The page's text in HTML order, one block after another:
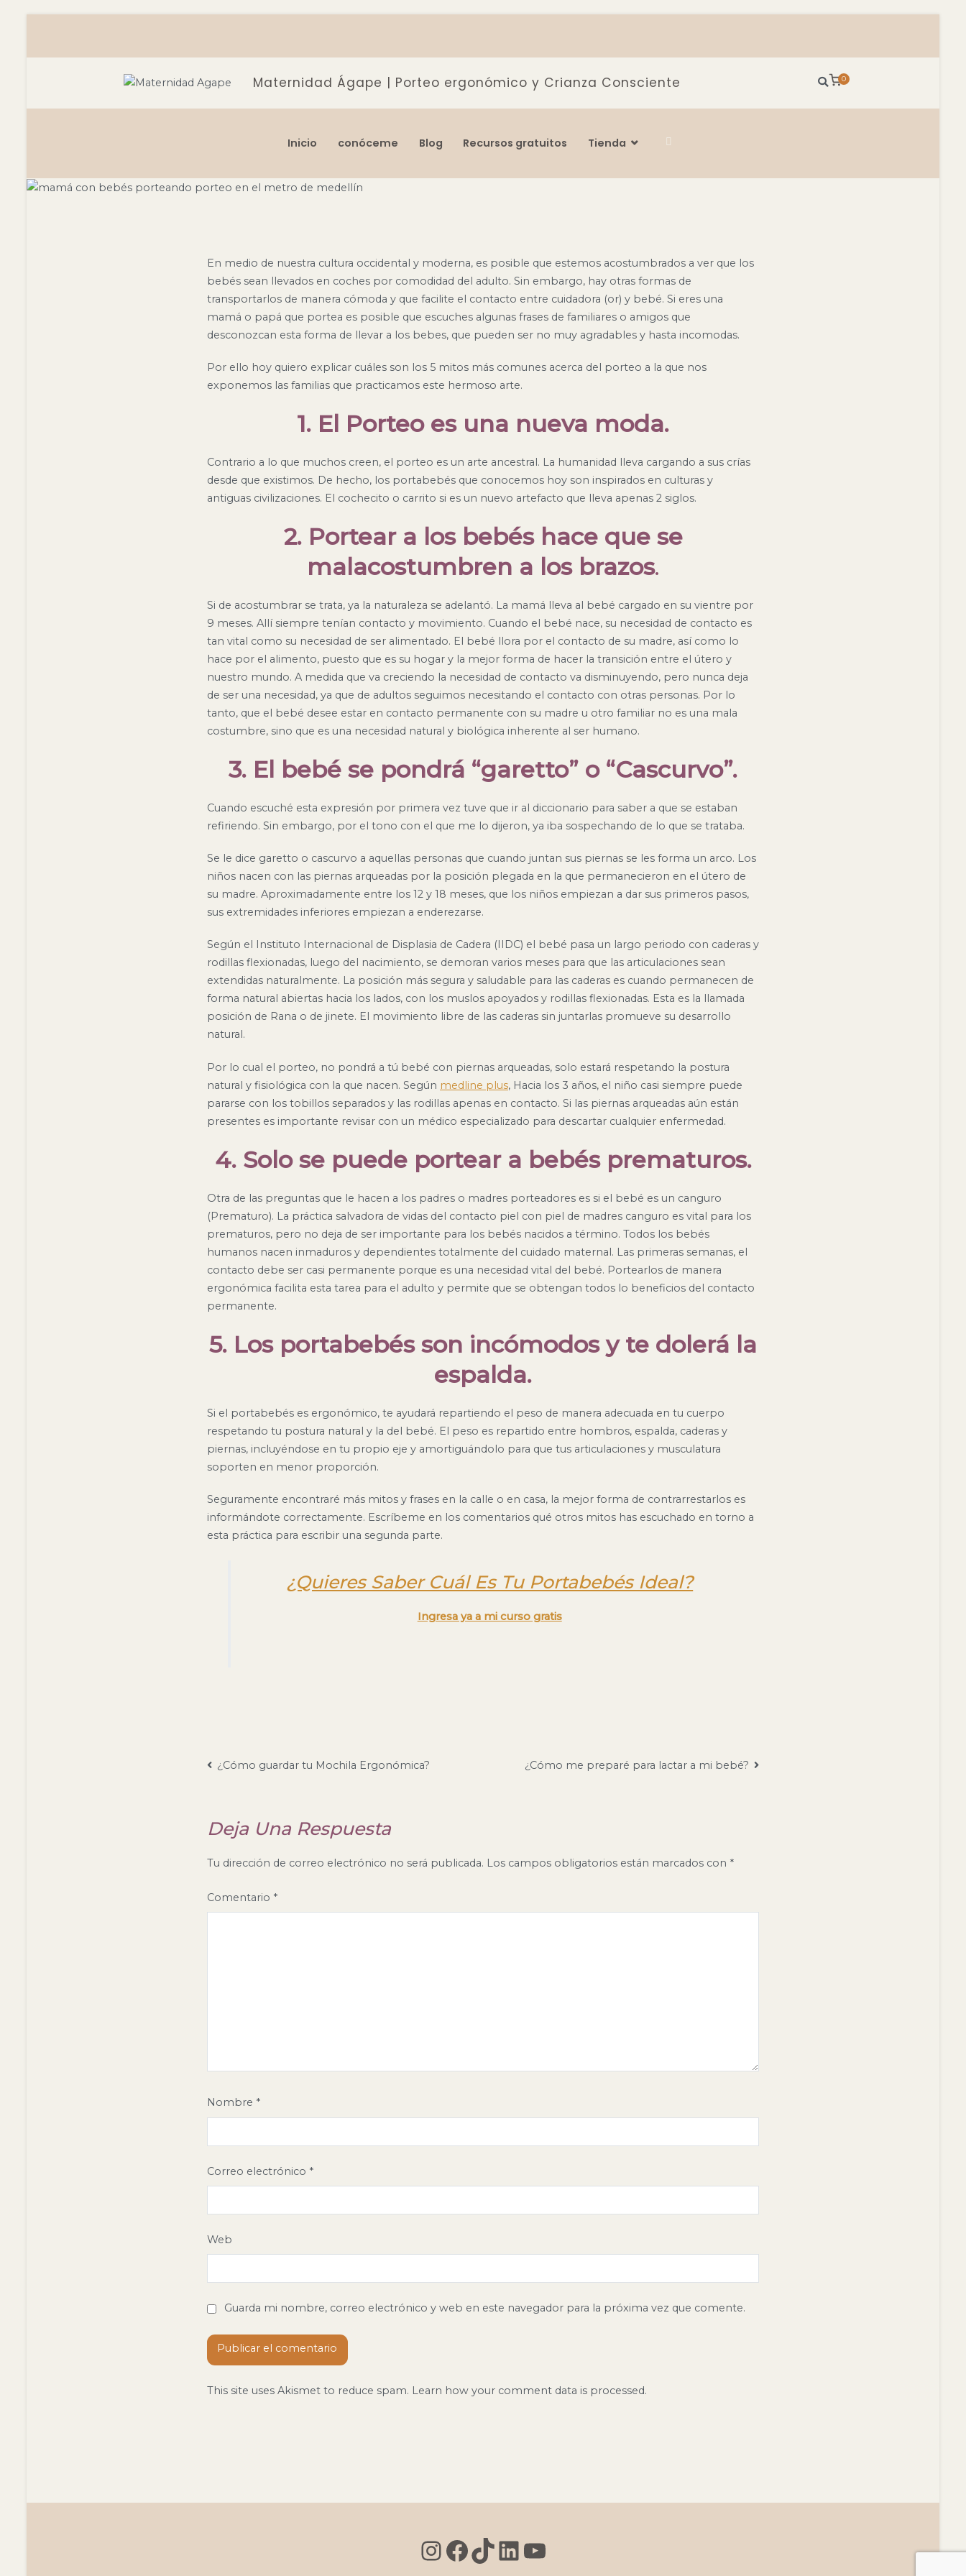
contenido
Maternidad Ágape | Porteo ergonómico y Crianza Consciente
Porteo ergonómico y Crianza Consciente
0
Inicio conóceme Blog Recursos gratuitos Tienda
En medio de nuestra cultura occidental y moderna, es posible que estemos acostumbrados a ver que los
bebés sean llevados en coches por comodidad del adulto. Sin embargo, hay otras formas de
transportarlos de manera cómoda y que facilite el contacto entre cuidadora (or) y bebé. Si eres una
mamá o papá que portea es posible que escuches algunas frases de familiares o amigos que
desconozcan esta forma de llevar a los bebes, que pueden ser no muy agradables y hasta incomodas.
Por ello hoy quiero explicar cuáles son los 5 mitos más comunes acerca del porteo a la que nos
exponemos las familias que practicamos este hermoso arte.
1. El Porteo es una nueva moda.
Contrario a lo que muchos creen, el porteo es un arte ancestral. La humanidad lleva cargando a sus crías
desde que existimos. De hecho, los portabebés que conocemos hoy son inspirados en culturas y
antiguas civilizaciones. El cochecito o carrito si es un nuevo artefacto que lleva apenas 2 siglos.
2. Portear a los bebés hace que se
malacostumbren a los brazos.
Si de acostumbrar se trata, ya la naturaleza se adelantó. La mamá lleva al bebé cargado en su vientre por
9 meses. Allí siempre tenían contacto y movimiento. Cuando el bebé nace, su necesidad de contacto es
tan vital como su necesidad de ser alimentado. El bebé llora por el contacto de su madre, así como lo
hace por el alimento, puesto que es su hogar y la mejor forma de hacer la transición entre el útero y
nuestro mundo. A medida que va creciendo la necesidad de contacto va disminuyendo, pero nunca deja
de ser una necesidad, ya que de adultos seguimos necesitando el contacto con otras personas. Por lo
tanto, que el bebé desee estar en contacto permanente con su madre u otro familiar no es una mala
costumbre, sino que es una necesidad natural y biológica inherente al ser humano.
3. El bebé se pondrá “garetto” o “Cascurvo”.
Cuando escuché esta expresión por primera vez tuve que ir al diccionario para saber a que se estaban
refiriendo. Sin embargo, por el tono con el que me lo dijeron, ya iba sospechando de lo que se trataba.
Se le dice garetto o cascurvo a aquellas personas que cuando juntan sus piernas se les forma un arco. Los
niños nacen con las piernas arqueadas por la posición plegada en la que permanecieron en el útero de
su madre. Aproximadamente entre los 12 y 18 meses, que los niños empiezan a dar sus primeros pasos,
sus extremidades inferiores empiezan a enderezarse.
Según el Instituto Internacional de Displasia de Cadera (IIDC) el bebé pasa un largo periodo con caderas y
rodillas flexionadas, luego del nacimiento, se demoran varios meses para que las articulaciones sean
extendidas naturalmente. La posición más segura y saludable para las caderas es cuando permanecen de
forma natural abiertas hacia los lados, con los muslos apoyados y rodillas flexionadas. Esta es la llamada
posición de Rana o de jinete. El movimiento libre de las caderas sin juntarlas promueve su desarrollo
natural.
Por lo cual el porteo, no pondrá a tú bebé con piernas arqueadas, solo estará respetando la postura
natural y fisiológica con la que nacen. Según medline plus, Hacia los 3 años, el niño casi siempre puede
pararse con los tobillos separados y las rodillas apenas en contacto. Si las piernas arqueadas aún están
presentes es importante revisar con un médico especializado para descartar cualquier enfermedad.
4. Solo se puede portear a bebés prematuros.
Otra de las preguntas que le hacen a los padres o madres porteadores es si el bebé es un canguro
(Prematuro). La práctica salvadora de vidas del contacto piel con piel de madres canguro es vital para los
prematuros, pero no deja de ser importante para los bebés nacidos a término. Todos los bebés
humanos nacen inmaduros y dependientes totalmente del cuidado maternal. Las primeras semanas, el
contacto debe ser casi permanente porque es una necesidad vital del bebé. Portearlos de manera
ergonómica facilita esta tarea para el adulto y permite que se obtengan todos lo beneficios del contacto
permanente.
5. Los portabebés son incómodos y te dolerá la
espalda.
Si el portabebés es ergonómico, te ayudará repartiendo el peso de manera adecuada en tu cuerpo
respetando tu postura natural y la del bebé. El peso es repartido entre hombros, espalda, caderas y
piernas, incluyéndose en tu propio eje y amortiguándolo para que tus articulaciones y musculatura
soporten en menor proporción.
Seguramente encontraré más mitos y frases en la calle o en casa, la mejor forma de contrarrestarlos es
informándote correctamente. Escríbeme en los comentarios qué otros mitos has escuchado en torno a
esta práctica para escribir una segunda parte.
¿Quieres Saber Cuál Es Tu Portabebés Ideal?
Ingresa ya a mi curso gratis
Navegación
entradas
¿Cómo guardar tu Mochila Ergonómica? ¿Cómo me preparé para lactar a mi bebé?
Deja Una Respuesta
Tu dirección de correo electrónico no será publicada. Los campos obligatorios están marcados con *
Comentario *
Nombre *
Correo electrónico *
Web
Guarda mi nombre, correo electrónico y web en este navegador para la próxima vez que comente.
This site uses Akismet to reduce spam. Learn how your comment data is processed.
Instagram
Facebook
TikTok
LinkedIn